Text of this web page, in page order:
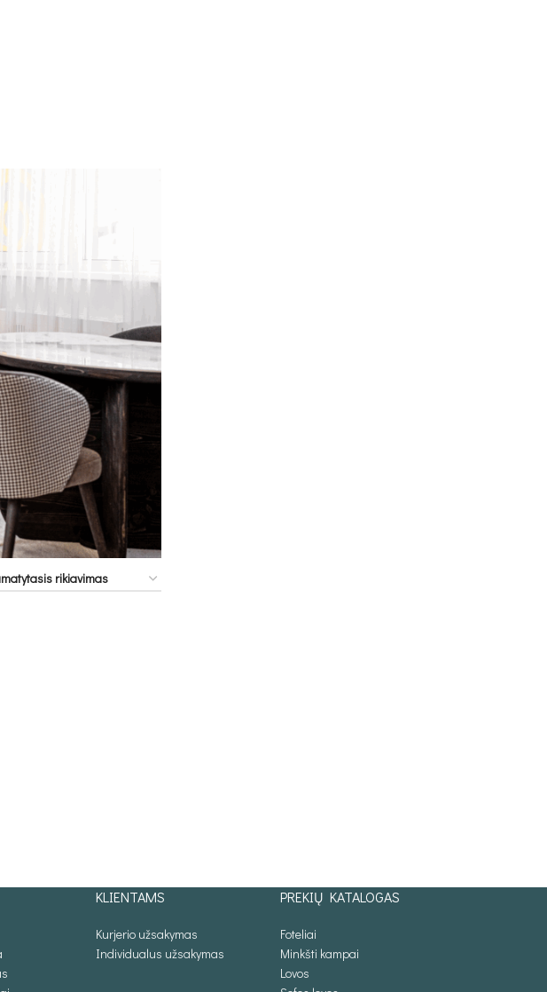
KLIENTAMS
Kurjerio užsakymas
Individualus užsakymas
PREKIŲ KATALOGAS
Foteliai
Minkšti kampai
Lovos